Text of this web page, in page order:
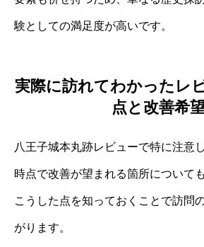
験としての満足度が高いです。
実際に訪れてわかったレ
点と改善希望
八王子城本丸跡レビューで特に注意
時点で改善が望まれる箇所について
こうした点を知っておくことで訪問
がります。